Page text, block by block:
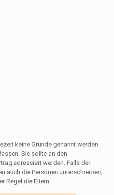
keine Gründe genannt werden
Sie sollte an den
adressiert werden. Falls der
auch die Personen unterschreiben,
Regel die Eltern.